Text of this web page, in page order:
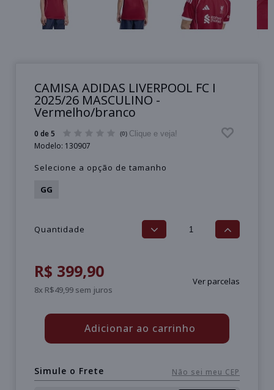
CAMISA ADIDAS LIVERPOOL FC I
2025/26 MASCULINO -
Vermelho/branco
0 de 5 (0) Clique e veja!
Modelo: 130907
Selecione a opção de tamanho
GG
Quantidade
Ver parcelas
R$ 399,90
8x R$49,99 sem juros
Adicionar ao carrinho
Simule o Frete Não sei meu CEP